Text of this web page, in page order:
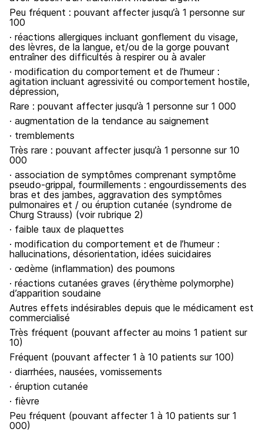
Peu fréquent : pouvant affecter jusqu’à 1 personne sur
100
· réactions allergiques incluant gonflement du visage,
des lèvres, de la langue, et/ou de la gorge pouvant
entraîner des difficultés à respirer ou à avaler
· modification du comportement et de l’humeur :
agitation incluant agressivité ou comportement hostile,
dépression,
Rare : pouvant affecter jusqu’à 1 personne sur 1 000
· augmentation de la tendance au saignement
· tremblements
Très rare : pouvant affecter jusqu’à 1 personne sur 10
000
· association de symptômes comprenant symptôme
pseudo-grippal, fourmillements : engourdissements des
bras et des jambes, aggravation des symptômes
pulmonaires et / ou éruption cutanée (syndrome de
Churg Strauss) (voir rubrique 2)
· faible taux de plaquettes
· modification du comportement et de l’humeur :
hallucinations, désorientation, idées suicidaires
· œdème (inflammation) des poumons
· réactions cutanées graves (érythème polymorphe)
d’apparition soudaine
Autres effets indésirables depuis que le médicament est
commercialisé
Très fréquent (pouvant affecter au moins 1 patient sur
10)
Fréquent (pouvant affecter 1 à 10 patients sur 100)
· diarrhées, nausées, vomissements
· éruption cutanée
· fièvre
Peu fréquent (pouvant affecter 1 à 10 patients sur 1
000)